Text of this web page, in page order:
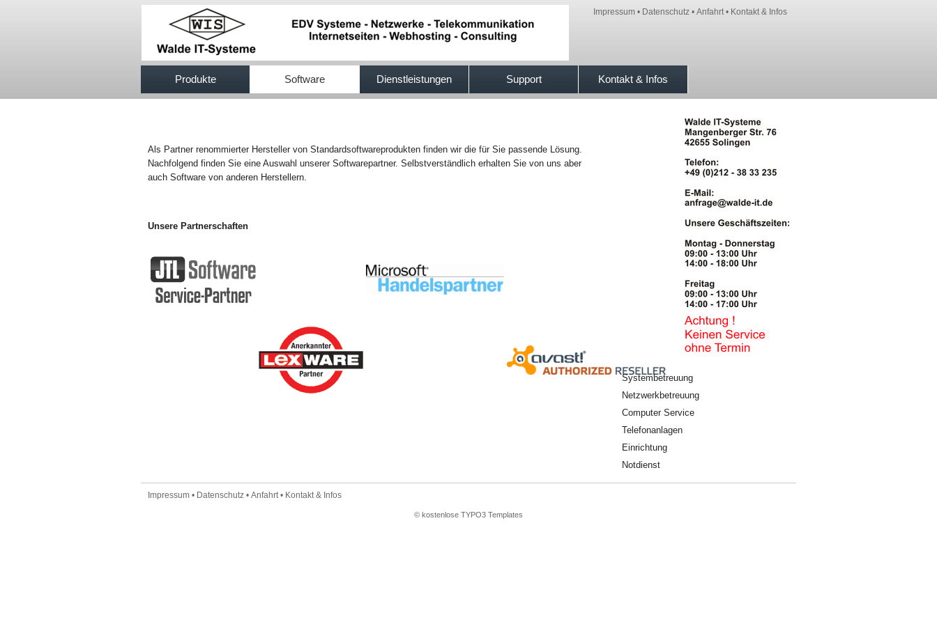
Impressum • Datenschutz • Anfahrt• Kontakt & Infos
Produkte Software Dienstleistungen Support Kontakt & Infos
Als Partner renommierter Hersteller von Standardsoftwareprodukten finden wir die für Sie passende Lösung.
Nachfolgend finden Sie eine Auswahl unserer Softwarepartner. Selbstverständlich erhalten Sie von uns aber
auch Software von anderen Herstellern.
Unsere Partnerschaften
Systembetreuung
Netzwerkbetreuung
Computer Service
Telefonanlagen
Einrichtung
Notdienst
Impressum • Datenschutz • Anfahrt• Kontakt & Infos
© kostenlose TYPO3 Templates